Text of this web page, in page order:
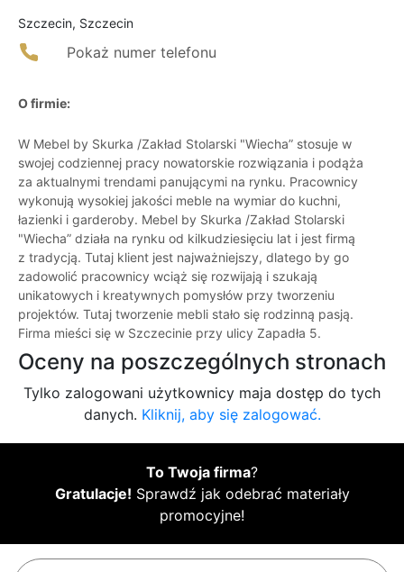
Szczecin, Szczecin
Pokaż numer telefonu
O firmie:
W Mebel by Skurka /Zakład Stolarski "Wiecha” stosuje w
swojej codziennej pracy nowatorskie rozwiązania i podąża
za aktualnymi trendami panującymi na rynku. Pracownicy
wykonują wysokiej jakości meble na wymiar do kuchni,
łazienki i garderoby. Mebel by Skurka /Zakład Stolarski
"Wiecha” działa na rynku od kilkudziesięciu lat i jest firmą
z tradycją. Tutaj klient jest najważniejszy, dlatego by go
zadowolić pracownicy wciąż się rozwijają i szukają
unikatowych i kreatywnych pomysłów przy tworzeniu
projektów. Tutaj tworzenie mebli stało się rodzinną pasją.
Firma mieści się w Szczecinie przy ulicy Zapadła 5.
Oceny na poszczególnych stronach
Tylko zalogowani użytkownicy maja dostęp do tych
danych. Kliknij, aby się zalogować.
To Twoja firma?
Gratulacje! Sprawdź jak odebrać materiały
promocyjne!